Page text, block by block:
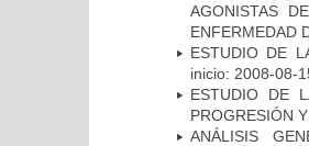
AGONISTAS
ENFERMEDAD
ESTUDIO DE
inicio: 2008-08-
ESTUDIO DE
PROGRESIÓN
ANÁLISIS